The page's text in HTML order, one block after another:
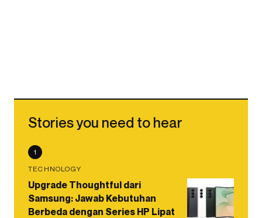
Stories you need to hear
1
TECHNOLOGY
Upgrade Thoughtful dari
Samsung: Jawab Kebutuhan
Berbeda dengan Series HP Lipat